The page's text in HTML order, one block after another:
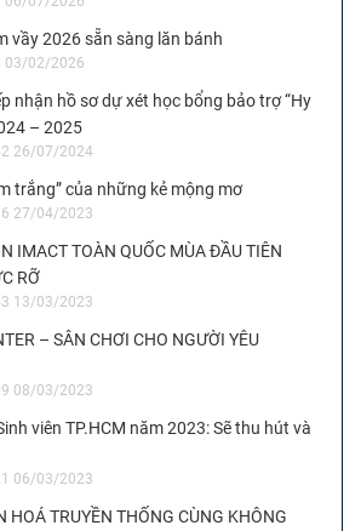
vầy 2026 sẵn sàng lăn bánh
03/02/2026
nhận hồ sơ dự xét học bổng bảo trợ “Hy
– 2025
26/07/2024
trắng” của những kẻ mộng mơ
27/04/2023
IMACT TOÀN QUỐC MÙA ĐẦU TIÊN
RỠ
13/03/2023
– SÂN CHƠI CHO NGƯỜI YÊU
08/03/2023
viên TP.HCM năm 2023: Sẽ thu hút và
06/03/2023
HOÁ TRUYỀN THỐNG CÙNG KHÔNG